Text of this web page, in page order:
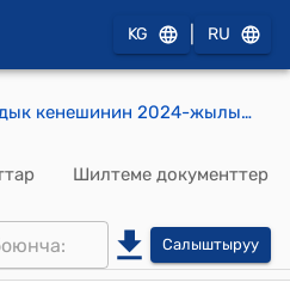
KG RU
багыш айылдык кенешинин 2024-жылынын 29-январындагы №5 “Багыш айыл ѳкмѳтүнүн №01-15/852 30.10.2023-жылдагы кайрылуусун кароо жѳнүндѳ” токтому
Шилтеме документтер
Салыштыруу